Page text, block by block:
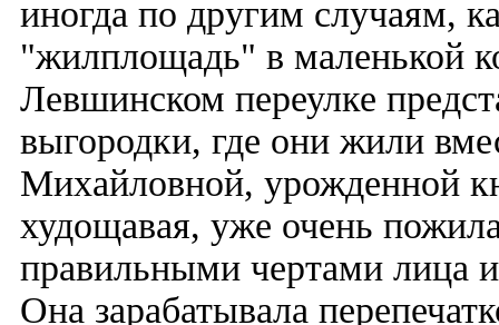
иногда по другим случаям,
"жилплощадь" в маленькой
Левшинском переулке
выгородки, где они жили
Михайловной, урожденной
худощавая, уже очень
правильными чертами лица
Она зарабатывала